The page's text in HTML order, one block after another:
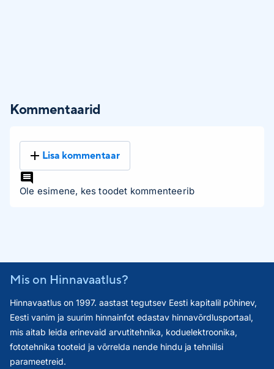
Kommentaarid
Lisa kommentaar
Ole esimene, kes toodet kommenteerib
Mis on Hinnavaatlus?
Hinnavaatlus on 1997. aastast tegutsev Eesti kapitalil põhinev,
Eesti vanim ja suurim hinnainfot edastav hinnavõrdlusportaal,
mis aitab leida erinevaid arvutitehnika, koduelektroonika,
fototehnika tooteid ja võrrelda nende hindu ja tehnilisi
parameetreid.